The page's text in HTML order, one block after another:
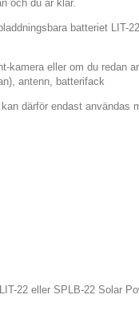
och du är klar.
batteriet LIT-
kamera eller om du redan
antenn, batterifack
därför endast användas
22 eller SPLB-22 Solar